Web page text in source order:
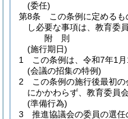
(委任)
第8条
この条例に定める
し必要な事項は、教育委
附 則
(施行期日)
1
この条例は、令和7年1月
(会議の招集の特例)
2
この条例の施行後最初の
にかかわらず、教育委員
(準備行為)
3
推進協議会の委員の選